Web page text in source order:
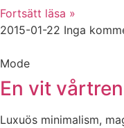
Fortsätt läsa »
2015-01-22 Inga
Mode
En vit
Luxuös minimalism,